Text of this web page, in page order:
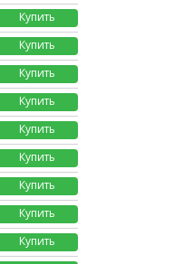
Купить
Купить
Купить
Купить
Купить
Купить
Купить
Купить
Купить